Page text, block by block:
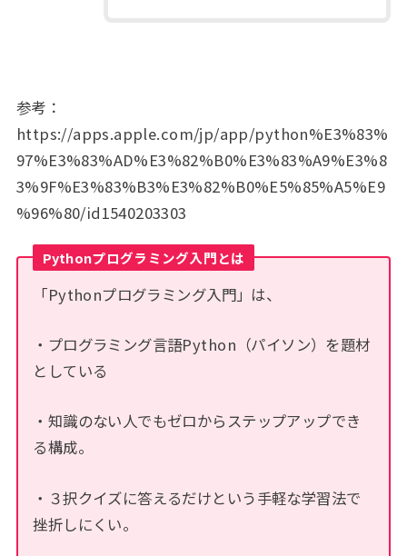
参考：
https://apps.apple.com/jp/app/python%E3%83%
97%E3%83%AD%E3%82%B0%E3%83%A9%E3%8
3%9F%E3%83%B3%E3%82%B0%E5%85%A5%E9
%96%80/id1540203303
Pythonプログラミング入門とは
「Pythonプログラミング入門」は、
・プログラミング言語Python（パイソン）を題材
としている
・知識のない人でもゼロからステップアップでき
る構成。
・３択クイズに答えるだけという手軽な学習法で
挫折しにくい。